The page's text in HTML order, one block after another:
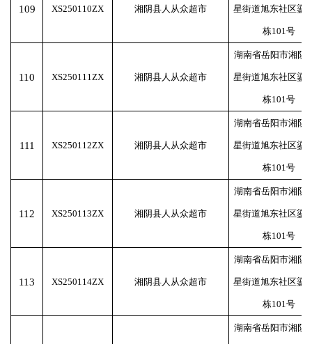
109 XS250110ZX 湘阴县人从众超市 星街道旭东社区鎏
栋101号
110 XS250111ZX 湘阴县人从众超市
湖南省岳阳市湘阴
星街道旭东社区鎏
栋101号
111 XS250112ZX 湘阴县人从众超市
湖南省岳阳市湘阴
星街道旭东社区鎏
栋101号
112 XS250113ZX 湘阴县人从众超市
湖南省岳阳市湘阴
星街道旭东社区鎏
栋101号
113 XS250114ZX 湘阴县人从众超市
湖南省岳阳市湘阴
星街道旭东社区鎏
栋101号
湖南省岳阳市湘阴